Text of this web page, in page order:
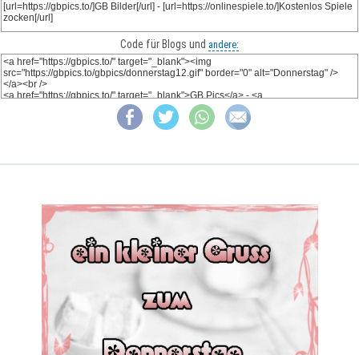
Code für Blogs und andere: